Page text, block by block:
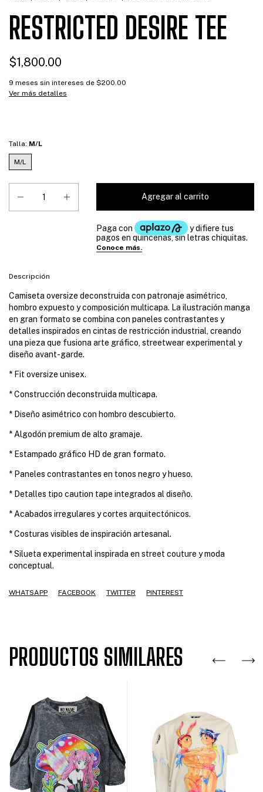
RESTRICTED DESIRE TEE
$1,800.00
9 meses sin intereses de $200.00
Ver más detalles
Talla: M/L
M/L
Descripción
Camiseta oversize deconstruida con patronaje asimétrico,
hombro expuesto y composición multicapa. La ilustración manga
en gran formato se combina con paneles contrastantes y
detalles inspirados en cintas de restricción industrial, creando
una pieza que fusiona arte gráfico, streetwear experimental y
diseño avant-garde.
* Fit oversize unisex.
* Construcción deconstruida multicapa.
* Diseño asimétrico con hombro descubierto.
* Algodón premium de alto gramaje.
* Estampado gráfico HD de gran formato.
* Paneles contrastantes en tonos negro y hueso.
* Detalles tipo caution tape integrados al diseño.
* Acabados irregulares y cortes arquitectónicos.
* Costuras visibles de inspiración artesanal.
* Silueta experimental inspirada en street couture y moda
conceptual.
WHATSAPP FACEBOOK TWITTER PINTEREST
PRODUCTOS SIMILARES